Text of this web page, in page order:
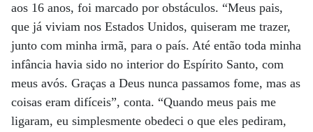
aos 16 anos, foi marcado por obstáculos. “Meus pais,
que já viviam nos Estados Unidos, quiseram me trazer,
junto com minha irmã, para o país. Até então toda minha
infância havia sido no interior do Espírito Santo, com
meus avós. Graças a Deus nunca passamos fome, mas as
coisas eram difíceis”, conta. “Quando meus pais me
ligaram, eu simplesmente obedeci o que eles pediram,